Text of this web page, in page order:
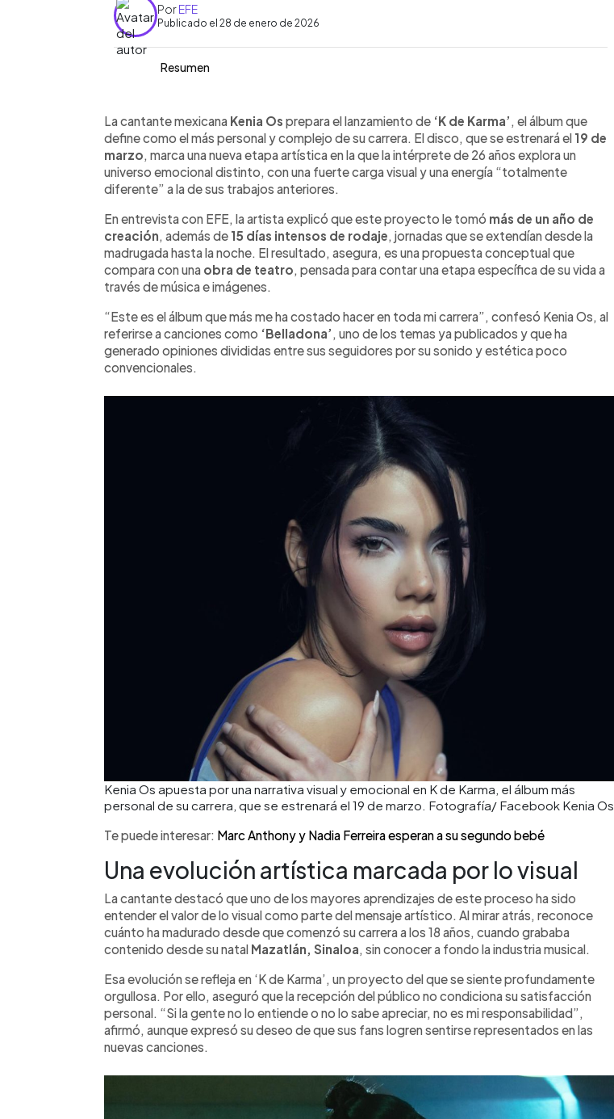
PorEFE
Publicado el 28 de enero de 2026
Resumen
► Escuchar artículo
Kenia Os presentará el 19 de marzo K de Karma, el álbum más personal y
visual de su carrera. El proyecto, creado durante más de un año, representa
una nueva etapa artística marcada por una energía distinta y un universo
emocional más complejo. La cantante mexicana aseguró que es el trabajo
que más le ha costado realizar, tanto en lo musical como en lo conceptual.
desde sus inicios hasta su consolidación como figura pop. Kenia Os afirma
que crea desde la autenticidad, sin buscar aprobación, y con la intención de
conectar profundamente con su público.
La cantante mexicana Kenia Os prepara el lanzamiento de ‘K de Karma’, el álbum que
define como el más personal y complejo de su carrera. El disco, que se estrenará el 19 de
marzo, marca una nueva etapa artística en la que la intérprete de 26 años explora un
universo emocional distinto, con una fuerte carga visual y una energía “totalmente
diferente” a la de sus trabajos anteriores.
En entrevista con EFE, la artista explicó que este proyecto le tomó más de un año de
creación, además de 15 días intensos de rodaje, jornadas que se extendían desde la
madrugada hasta la noche. El resultado, asegura, es una propuesta conceptual que
compara con una obra de teatro, pensada para contar una etapa específica de su vida a
través de música e imágenes.
“Este es el álbum que más me ha costado hacer en toda mi carrera”, confesó Kenia Os, al
referirse a canciones como ‘Belladona’, uno de los temas ya publicados y que ha
generado opiniones divididas entre sus seguidores por su sonido y estética poco
convencionales.
Kenia Os apuesta por una narrativa visual y emocional en K de Karma, el álbum más
personal de su carrera, que se estrenará el 19 de marzo. Fotografía/ Facebook Kenia Os
Te puede interesar: Marc Anthony y Nadia Ferreira esperan a su segundo bebé
Una evolución artística marcada por lo visual
La cantante destacó que uno de los mayores aprendizajes de este proceso ha sido
entender el valor de lo visual como parte del mensaje artístico. Al mirar atrás, reconoce
cuánto ha madurado desde que comenzó su carrera a los 18 años, cuando grababa
contenido desde su natal Mazatlán, Sinaloa, sin conocer a fondo la industria musical.
Esa evolución se refleja en ‘K de Karma’, un proyecto del que se siente profundamente
orgullosa. Por ello, aseguró que la recepción del público no condiciona su satisfacción
personal. “Si la gente no lo entiende o no lo sabe apreciar, no es mi responsabilidad”,
afirmó, aunque expresó su deseo de que sus fans logren sentirse representados en las
nuevas canciones.